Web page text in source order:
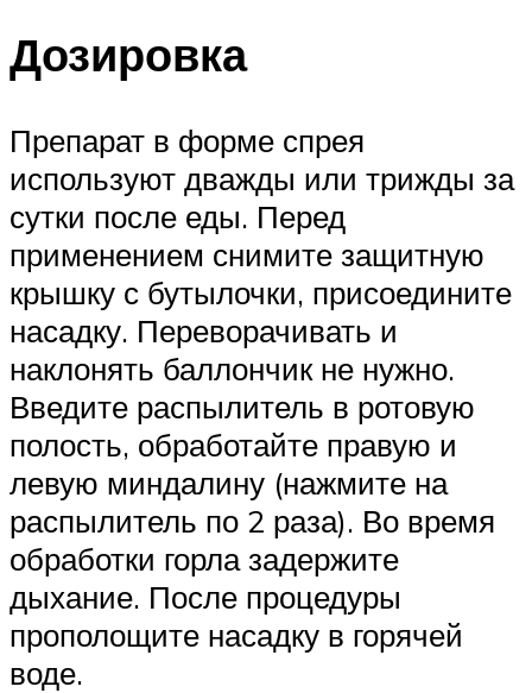
Дозировка
Препарат в форме спрея
используют дважды или трижды за
сутки после еды. Перед
применением снимите защитную
крышку с бутылочки, присоедините
насадку. Переворачивать и
наклонять баллончик не нужно.
Введите распылитель в ротовую
полость, обработайте правую и
левую миндалину (нажмите на
распылитель по 2 раза). Во время
обработки горла задержите
дыхание. После процедуры
прополощите насадку в горячей
воде.